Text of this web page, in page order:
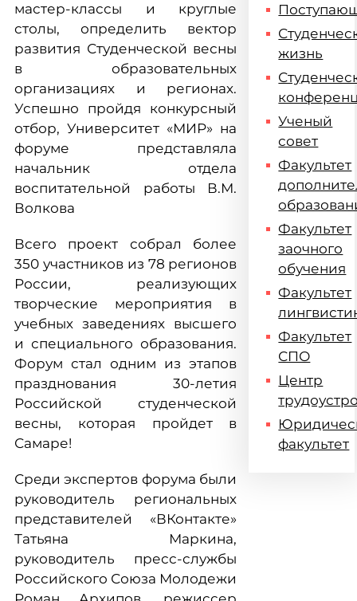
мастер-классы и круглые
столы, определить вектор
развития Студенческой весны
в образовательных
организациях и регионах.
Успешно пройдя конкурсный
отбор, Университет «МИР» на
форуме представляла
начальник отдела
воспитательной работы В.М.
Волкова
Всего проект собрал более
350 участников из 78 регионов
России, реализующих
творческие мероприятия в
учебных заведениях высшего
и специального образования.
Форум стал одним из этапов
празднования 30-летия
Российской студенческой
весны, которая пройдет в
Самаре!
Среди экспертов форума были
руководитель региональных
представителей «ВКонтакте»
Татьяна Маркина,
руководитель пресс-службы
Российского Союза Молодежи
жизнь
Ученый
совет
Факультет
Факультет
заочного
обучения
Факультет
Факультет
СПО
Центр
факультет